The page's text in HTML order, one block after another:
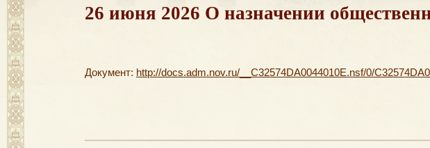
26 июня 2026 О назначении
Документ: http://docs.adm.nov.ru/__C32574DA0044010E.nsf/0/